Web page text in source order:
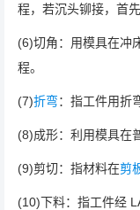
程，若沉头铆接，首
(6)切角：用模具在冲
程。
(7)折弯：指工件用折
(8)成形：利用模具在
(9)剪切：指材料在剪
(10)下料：指工件经